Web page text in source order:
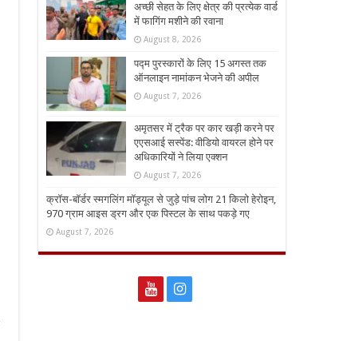
अच्छी सेहत के लिए क्षेत्र की प्रत्येक वार्ड
में फागिंग मशीने की रवाना
August 8, 2026
पद्म पुरस्कारों के लिए 15 अगस्त तक
ऑनलाइन नामांकन भेजने की अपील
August 7, 2026
अमृतसर में ट्रैक पर कार खड़ी करने पर
एएसआई सस्पेंड: वीडियो वायरल होने पर
अधिकारियों ने लिया एक्शन
August 7, 2026
क्रॉस-बॉर्डर स्मगलिंग मॉड्यूल से जुड़े पांच लोग 21 किलो हेरोइन,
970 ग्राम आइस ड्रग और एक पिस्टल के साथ पकड़े गए
August 7, 2026